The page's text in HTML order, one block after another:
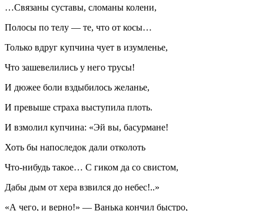
…Связаны суставы, сломаны колени,
Полосы по телу — те, что от косы…
Только вдруг купчина чует в изумленье,
Что зашевелились у него трусы!
И дюжее боли вздыбилось желанье,
И превыше страха выступила плоть.
И взмолил купчина: «Эй вы, басурмане!
Хоть бы напоследок дали отколоть
Что-нибудь такое… С гиком да со свистом,
Дабы дым от хера взвился до небес!..»
«А чего, и верно!» — Ванька кончил быстро,